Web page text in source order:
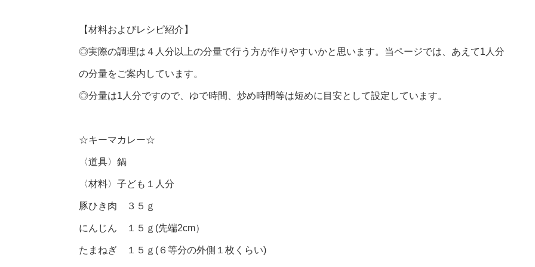
【材料およびレシピ紹介】
◎実際の調理は４人分以上の分量で行う方が作りやすいかと思います。当ページでは、あえて1人分
の分量をご案内しています。
◎分量は1人分ですので、ゆで時間、炒め時間等は短めに目安として設定しています。
☆キーマカレー☆
〈道具〉 鍋
〈材料〉 子ども１人分
豚ひき肉 ３５ｇ
にんじん １５ｇ(先端2cm）
たまねぎ １５ｇ(６等分の外側１枚くらい)